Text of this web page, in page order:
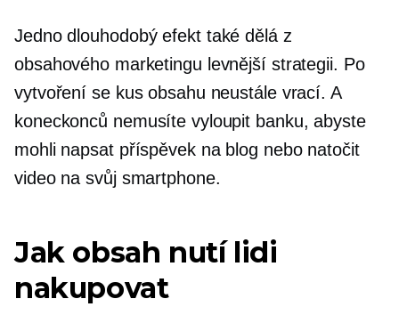
Jednodlouhodobýefekt také dělá z
obsahového marketingu levnější strategii. Po
vytvoření se kus obsahu neustále vrací. A
koneckonců nemusíte vyloupit banku, abyste
mohli napsat příspěvek na blog nebo natočit
video na svůj smartphone.
Jak obsah nutí lidi
nakupovat